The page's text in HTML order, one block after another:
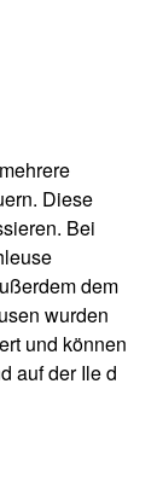
Diese
Bei
dem
wurden
und können
auf der Ile d